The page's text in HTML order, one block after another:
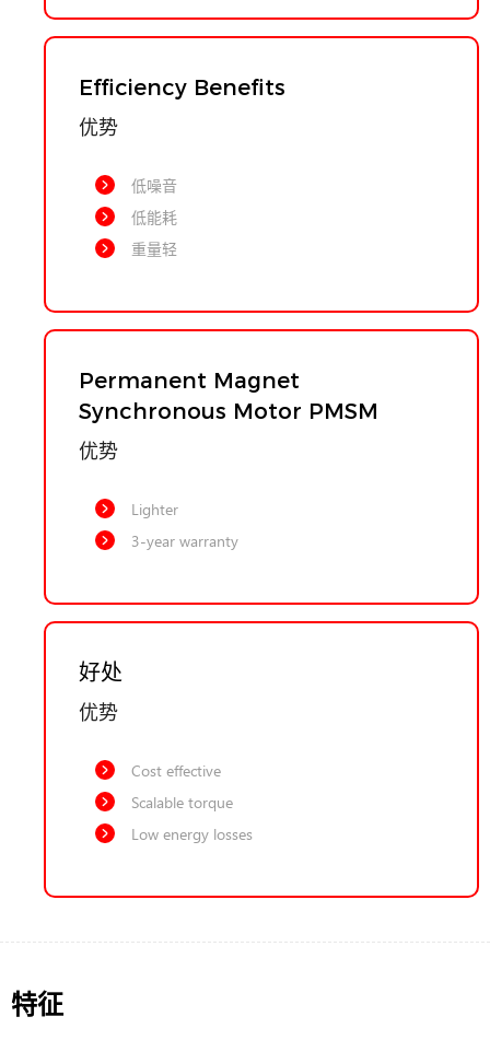
Efficiency Benefits
优势
低噪音
低能耗
重量轻
Permanent Magnet
Synchronous Motor PMSM
优势
Lighter
3-year warranty
好处
优势
Cost effective
Scalable torque
Low energy losses
特征